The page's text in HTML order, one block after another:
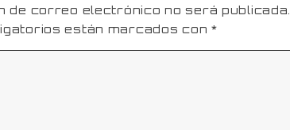
de correo electrónico no será publicada.
están marcados con*